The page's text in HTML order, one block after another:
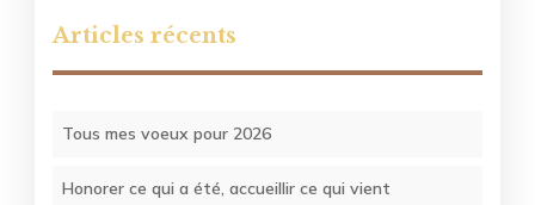
Articles récents
Tous mes voeux pour 2026
Honorer ce qui a été, accueillir ce qui vient